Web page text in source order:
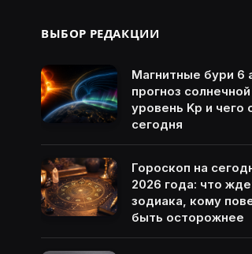
ВЫБОР РЕДАКЦИИ
Магнитные бури 6
прогноз солнечной
уровень Kp и чего
сегодня
Гороскоп на
2026 года: что
зодиака, кому
быть осторожнее